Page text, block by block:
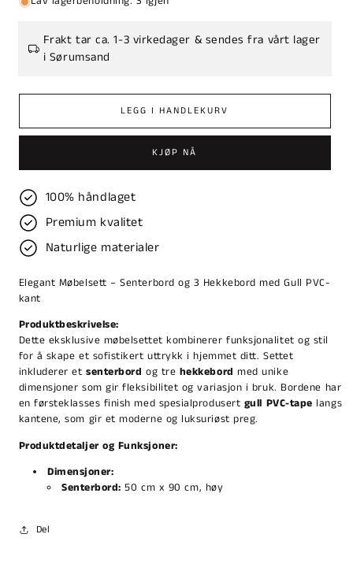
Frakt tar ca. 1-3 virkedager & sendes fra vårt lager
i Sørumsand
LEGG I HANDLEKURV
KJØP NÅ
100% håndlaget
Premium kvalitet
Naturlige materialer
Elegant Møbelsett – Senterbord og 3 Hekkebord med Gull PVC-
kant
Produktbeskrivelse:
Dette eksklusive møbelsettet kombinerer funksjonalitet og stil
for å skape et sofistikert uttrykk i hjemmet ditt. Settet
inkluderer etsenterbord og tre hekkebord med unike
dimensjoner som gir fleksibilitet og variasjon i bruk. Bordene har
en førsteklasses finish med spesialprodusert gull PVC-tape langs
kantene, som gir et moderne og luksuriøst preg.
Produktdetaljer og Funksjoner:
Dimensjoner:
Senterbord: 50 cm x 90 cm, høy
Del